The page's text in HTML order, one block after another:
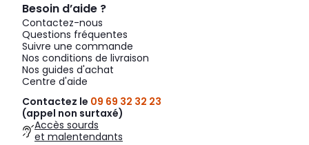
Besoin d’aide ?
Contactez-nous
Questions fréquentes
Suivre une commande
Nos conditions de livraison
Nos guides d'achat
Centre d'aide
Contactez le 09 69 32 32 23
(appel non surtaxé)
Accès sourds
et malentendants